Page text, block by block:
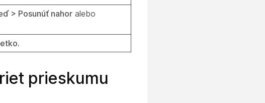
> Posunúť nahor alebo
.
prieskumu